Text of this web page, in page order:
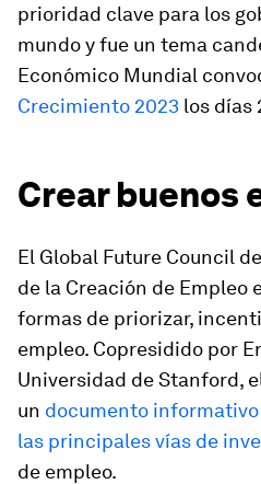
prioridad clave para los
mundo y fue un tema
Económico Mundial
Crecimiento 2023 los días
Crear buenos
El Global Future Council
de la Creación de Empleo
formas de priorizar,
empleo. Copresidido por
Universidad de Stanford,
un documento informativo
las principales vías de
de empleo.